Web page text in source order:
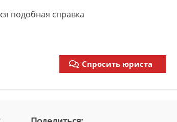
подобная справка
Спросить юриста